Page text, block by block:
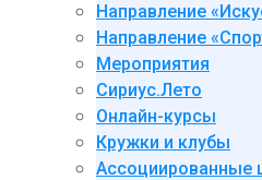
Направление
Направление
Мероприятия
Сириус.Лето
Онлайн-курсы
Кружки и клубы
Ассоциированные